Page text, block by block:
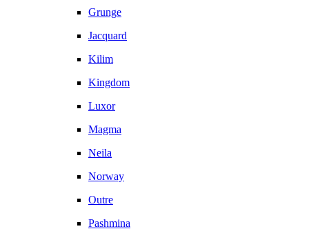
Grunge
Jacquard
Kilim
Kingdom
Luxor
Magma
Neila
Norway
Outre
Pashmina